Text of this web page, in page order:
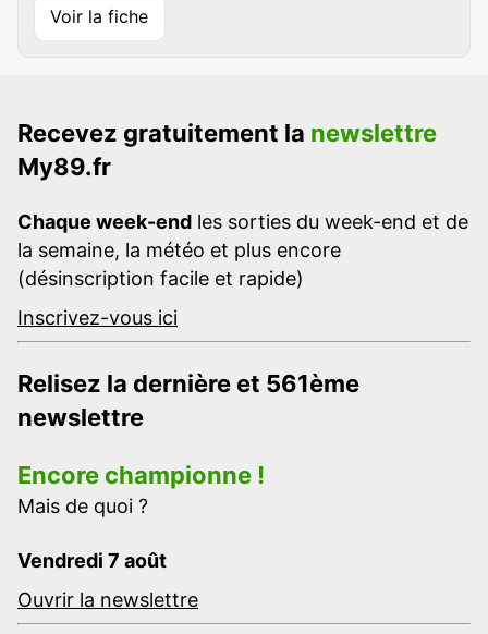
Voir la fiche
Recevez gratuitement la newslettre
My89.fr
Chaque week-end les sorties du week-end et de
la semaine, la météo et plus encore
(désinscription facile et rapide)
Inscrivez-vous ici
Relisez la dernière et 561ème
newslettre
Encore championne !
Mais de quoi ?
Vendredi 7 août
Ouvrir la newslettre